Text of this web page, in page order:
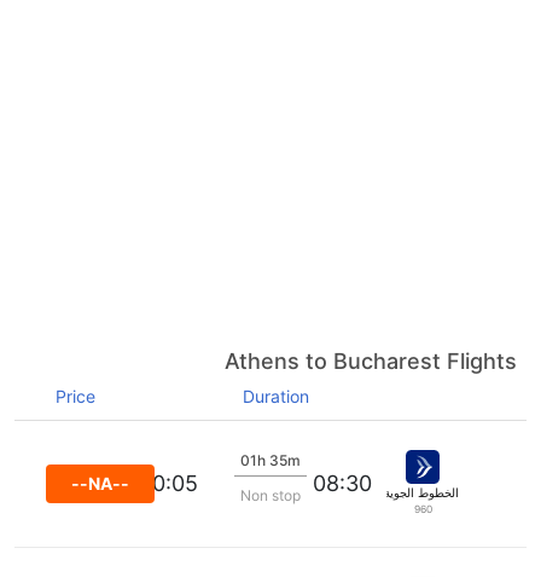
Athens to Bucharest Flights
Duration
Price
الخطوط الجوية ايجه
960
08:30
01h 35m
Non stop
10:05
--NA--